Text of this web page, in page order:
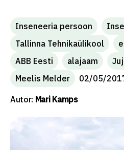
Inseneeria persoon
Tallinna Tehnikaülikool
ABB Eesti
alajaam
Meelis Melder
02/05/
Autor: Mari Kamps